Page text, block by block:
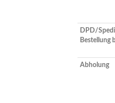
DPD/
Bestellung
Abholung